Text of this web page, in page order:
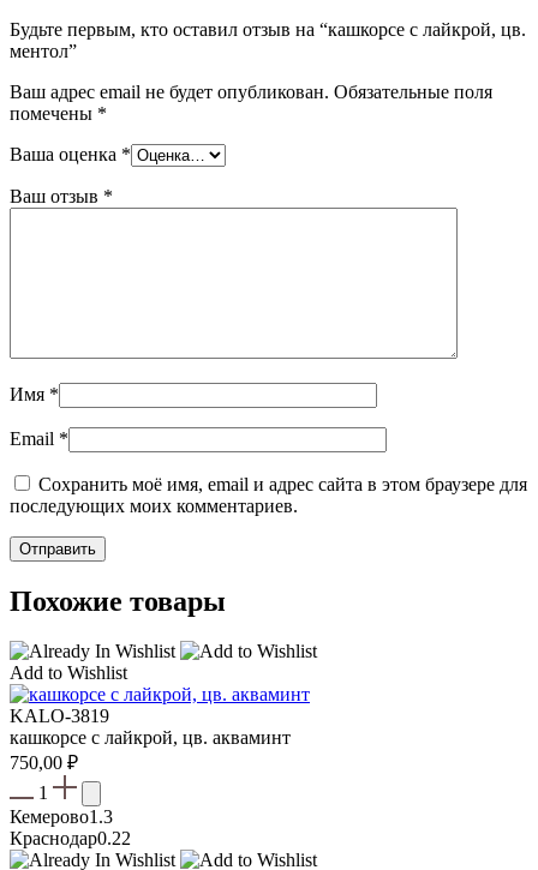
Будьте первым, кто оставил отзыв на “кашкорсе с лайкрой, цв.
ментол”
Ваш адрес email не будет опубликован. Обязательные поля
помечены *
Ваша оценка *
Ваш отзыв *
Имя *
Email *
Сохранить моё имя, email и адрес сайта в этом браузере для
последующих моих комментариев.
Похожие товары
Add to Wishlist
KALO-3819
кашкорсе с лайкрой, цв. акваминт
750,00 ₽
1
Кемерово1.3
Краснодар0.22